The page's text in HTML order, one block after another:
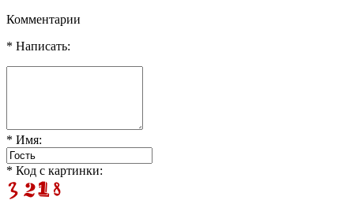
Комментарии
* Написать:
* Имя:
* Код с картинки: